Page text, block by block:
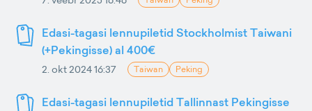
Edasi-tagasi lennupiletid Stockholmist Taiwani
(+Pekingisse) al 400€
2. okt 2024 16:37 Taiwan Peking
Edasi-tagasi lennupiletid Tallinnast Pekingisse